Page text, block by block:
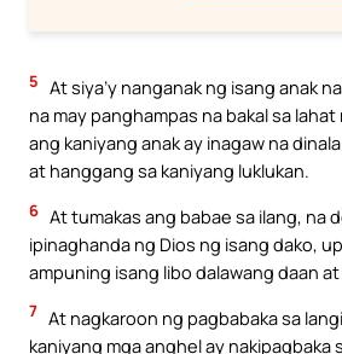
5 At siya’y nanganak ng isang anak
na may panghampas na bakal sa
ang kaniyang anak ay inagaw na
at hanggang sa kaniyang luklukan.
6 At tumakas ang babae sa ilang, na
ipinaghanda ng Dios ng isang dako,
ampuning isang libo dalawang daan
7 At nagkaroon ng pagbabaka sa
kaniyang mga anghel ay nakipagbaka